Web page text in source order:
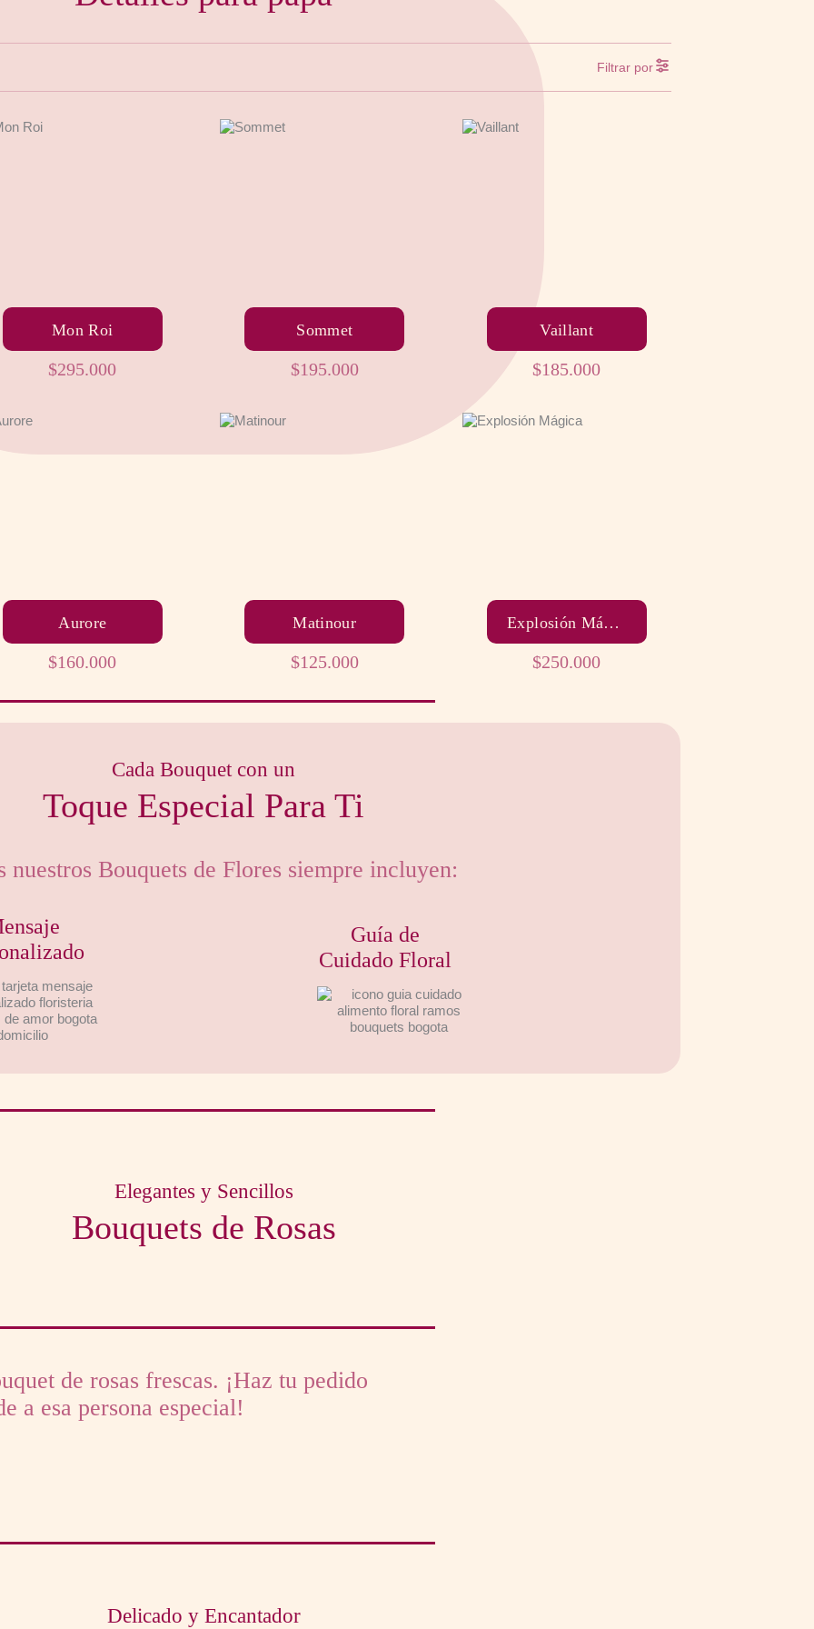
Filtrar por
Mon Roi
$295.000
Sommet
$195.000
Vaillant
$185.000
Aurore
$160.000
Matinour
$125.000
Explosión Mágica
$250.000
Cada Bouquet con un
Toque Especial Para Ti
nuestros Bouquets de Flores siempre incluyen:
Guía de
Cuidado Floral
Elegantes y Sencillos
Bouquets de Rosas
de rosas frescas. ¡Haz tu pedido
a esa persona especial!
Delicado y Encantador